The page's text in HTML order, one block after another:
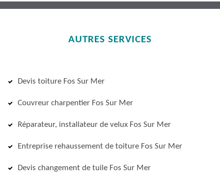
AUTRES SERVICES
Devis toiture Fos Sur Mer
Couvreur charpentier Fos Sur Mer
Réparateur, installateur de velux Fos Sur Mer
Entreprise rehaussement de toiture Fos Sur Mer
Devis changement de tuile Fos Sur Mer